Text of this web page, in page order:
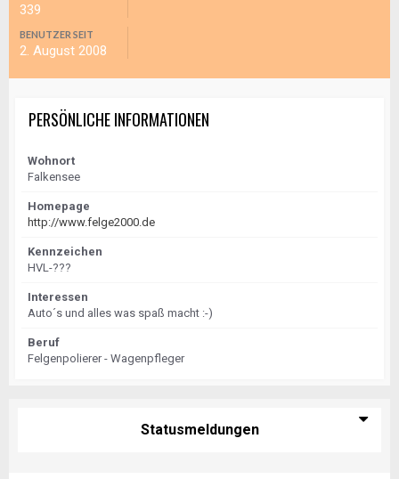
339
BENUTZER SEIT
2. August 2008
PERSÖNLICHE INFORMATIONEN
Wohnort
Falkensee
Homepage
http://www.felge2000.de
Kennzeichen
HVL-???
Interessen
Auto´s und alles was spaß macht :-)
Beruf
Felgenpolierer - Wagenpfleger
Statusmeldungen